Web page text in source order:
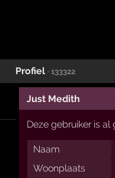
Profiel · 133322
Just Medith
Deze gebruiker is
Naam
Woonplaats